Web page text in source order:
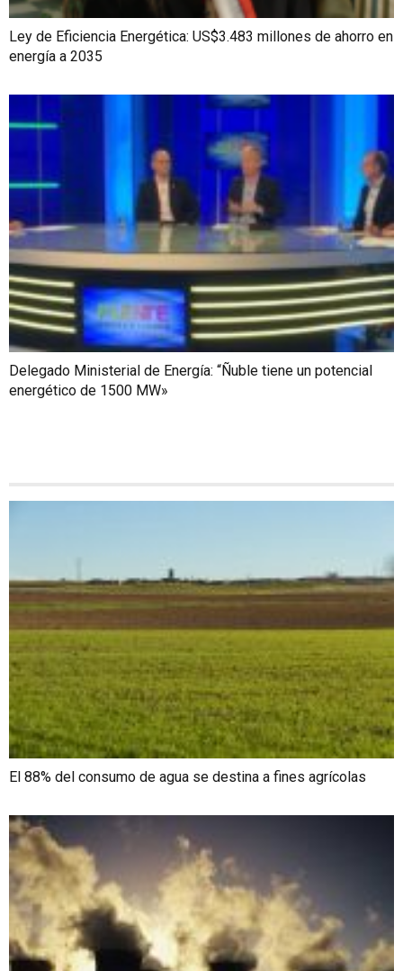
Ley de Eficiencia Energética: US$3.483 millones de ahorro en
energía a 2035
Delegado Ministerial de Energía: “Ñuble tiene un potencial
energético de 1500 MW»
El 88% del consumo de agua se destina a fines agrícolas